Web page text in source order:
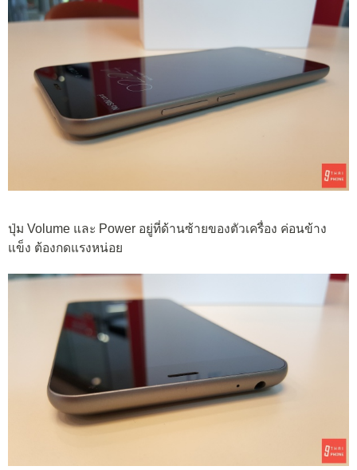
ปุ่ม Volume และ Power อยู่ที่ด้านซ้ายของตัวเครื่อง ค่อนข้าง
แข็ง ต้องกดแรงหน่อย